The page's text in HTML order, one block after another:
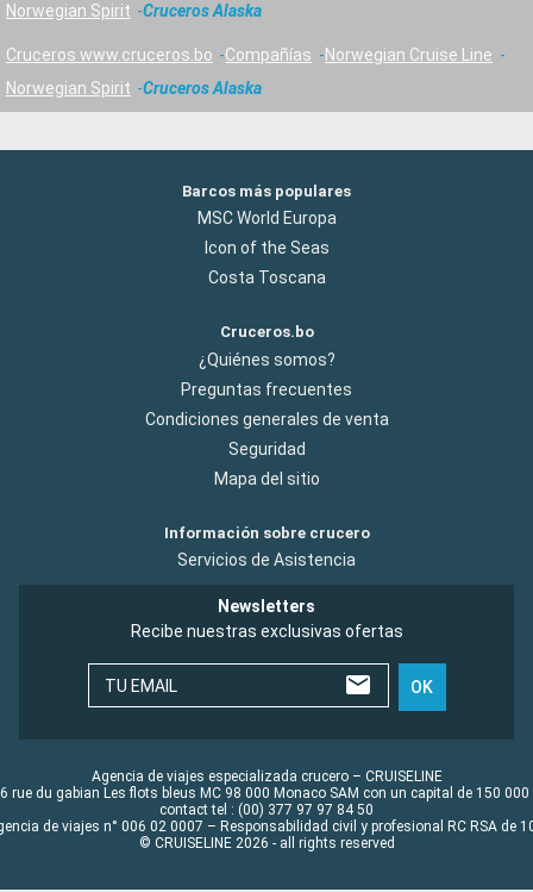
Norwegian Spirit
Cruceros Alaska
Cruceros www.cruceros.bo Compañías
Norwegian Cruise Line
Norwegian Spirit
Cruceros Alaska
Barcos más populares
MSC World Europa
Icon of the Seas
Costa Toscana
Cruceros.bo
¿Quiénes somos?
Preguntas frecuentes
Condiciones generales de venta
Seguridad
Mapa del sitio
Información sobre crucero
Servicios de Asistencia
Newsletters
Recibe nuestras exclusivas ofertas
TU EMAIL OK
Agencia de viajes especializada crucero – CRUISELINE
rue du gabian Les flots bleus MC 98 000 Monaco SAM con un capital de 150 000
contact tel : (00) 377 97 97 84 50
de viajes n° 006 02 0007 – Responsabilidad civil y profesional RC RSA de
© CRUISELINE 2026 - all rights reserved